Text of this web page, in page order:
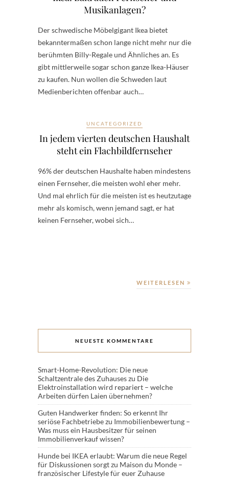
Musikanlagen?
Der schwedische Möbelgigant Ikea bietet
bekanntermaßen schon lange nicht mehr nur die
berühmten Billy-Regale und Ähnliches an. Es
gibt mittlerweile sogar schon ganze Ikea-Häuser
zu kaufen. Nun wollen die Schweden laut
Medienberichten offenbar auch…
UNCATEGORIZED
In jedem vierten deutschen Haushalt
steht ein Flachbildfernseher
96% der deutschen Haushalte haben mindestens
einen Fernseher, die meisten wohl eher mehr.
Und mal ehrlich für die meisten ist es heutzutage
mehr als komisch, wenn jemand sagt, er hat
keinen Fernseher, wobei sich…
WEITERLESEN
NEUESTE KOMMENTARE
Smart-Home-Revolution: Die neue
Schaltzentrale des Zuhauseszu Die
Elektroinstallation wird repariert – welche
Arbeiten dürfen Laien übernehmen?
Guten Handwerker finden: So erkennt Ihr
seriöse Fachbetriebezu Immobilienbewertung –
Was muss ein Hausbesitzer für seinen
Immobilienverkauf wissen?
Hunde bei IKEA erlaubt: Warum die neue Regel
für Diskussionen sorgtzu Maison du Monde –
französischer Lifestyle für euer Zuhause